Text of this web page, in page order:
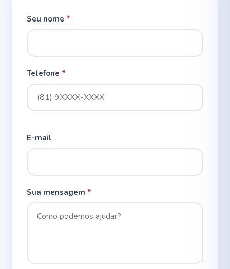
Seu nome *
Telefone *
E-mail
Sua mensagem *